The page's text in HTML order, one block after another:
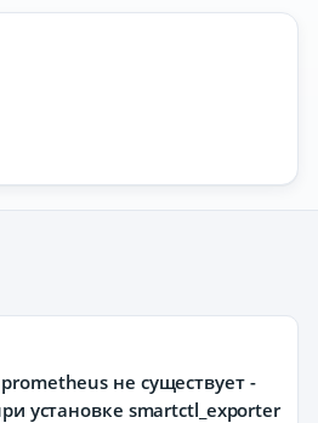
не существует -
установке smartctl_exporter